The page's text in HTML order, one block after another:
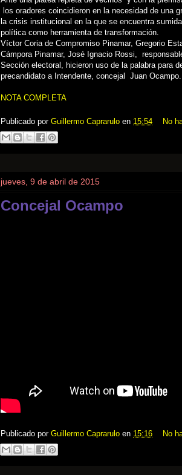
los oradores coincidieron en la necesidad de una
la crisis institucional en la que se encuentra
política como herramienta de transformación.
Víctor Coria de Compromiso Pinamar, Gregorio
Cámpora Pinamar, José Ignacio Rossi,
Sección electoral, hicieron uso de la palabra para
precandidato a Intendente, concejal Juan Ocampo.
NOTA COMPLETA
Publicado por Guillermo Caprarulo en 15:54 No
jueves, 9 de abril de 2015
Concejal Ocampo
Publicado por Guillermo Caprarulo en 15:16 No